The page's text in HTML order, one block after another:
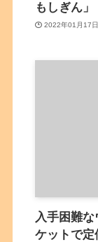
もしぎん」
2022年01月17
入手困難
ケットで